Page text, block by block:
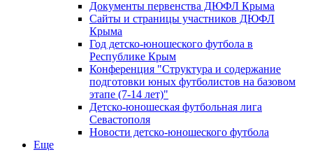
Документы первенства ДЮФЛ Крыма
Сайты и страницы участников ДЮФЛ
Крыма
Год детско-юношеского футбола в
Республике Крым
Конференция "Структура и содержание
подготовки юных футболистов на базовом
этапе (7-14 лет)"
Детско-юношеская футбольная лига
Севастополя
Новости детско-юношеского футбола
Еще